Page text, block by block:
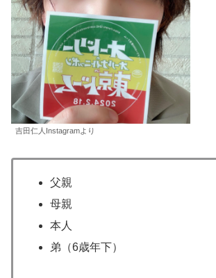
吉田仁人Instagramより
父親
母親
本人
弟（6歳年下）